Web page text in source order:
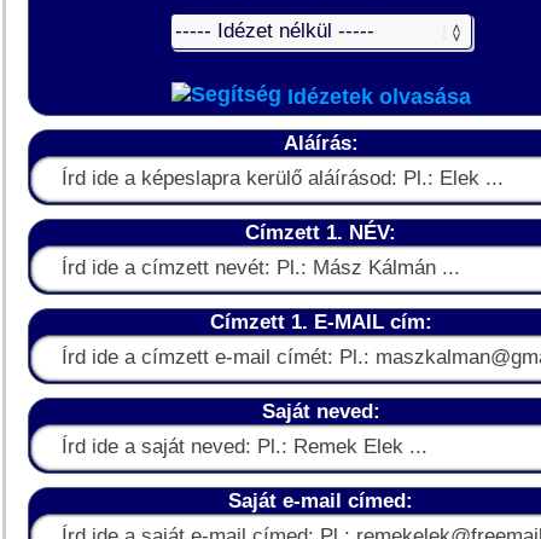
Idézetek olvasása
Aláírás:
Címzett 1. NÉV:
Címzett 1. E-MAIL cím:
Saját neved:
Saját e-mail címed: